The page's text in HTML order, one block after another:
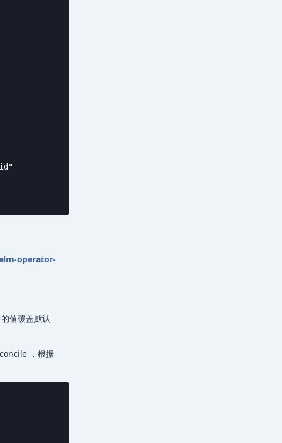
operator-
值覆盖默认
，根据